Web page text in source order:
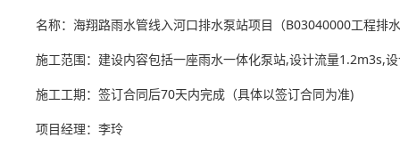
名称：海翔路雨水管线入河口排水泵站项目（B03040000工程排
施工范围：建设内容包括一座雨水一体化泵站,设计流量1.2m3s,
施工工期：签订合同后70天内完成（具体以签订合同为准)
项目经理：李玲